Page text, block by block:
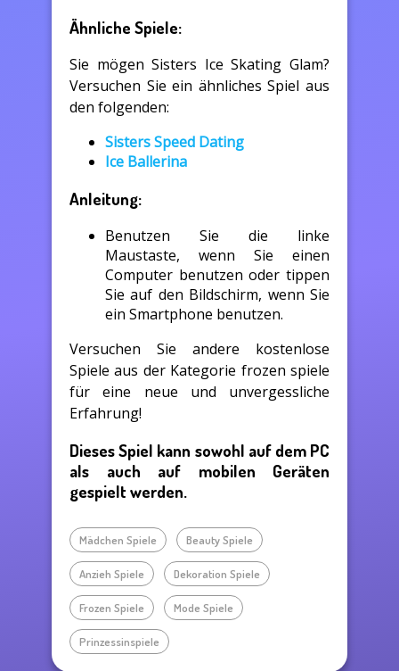
Ähnliche Spiele:
Sie mögen Sisters Ice Skating Glam?
Versuchen Sie ein ähnliches Spiel aus
den folgenden:
Sisters Speed Dating
Ice Ballerina
Anleitung:
Benutzen Sie die linke
Maustaste, wenn Sie einen
Computer benutzen oder tippen
Sie auf den Bildschirm, wenn Sie
ein Smartphone benutzen.
Versuchen Sie andere kostenlose
Spiele aus der Kategorie frozen spiele
für eine neue und unvergessliche
Erfahrung!
Dieses Spiel kann sowohl auf dem PC
als auch auf mobilen Geräten
gespielt werden.
Mädchen Spiele Beauty Spiele
Anzieh Spiele Dekoration Spiele
Frozen Spiele Mode Spiele
Prinzessinspiele